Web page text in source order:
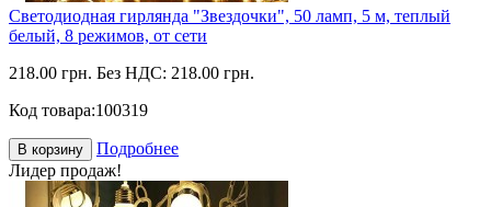
Светодиодная гирлянда "Звездочки", 50 ламп, 5 м, теплый
белый, 8 режимов, от сети
218.00 грн. Без НДС: 218.00 грн.
Код товара:100319
В корзину
Подробнее
Лидер продаж!